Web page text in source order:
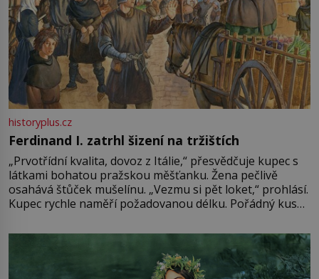
historyplus.cz
Ferdinand I. zatrhl šizení na tržištích
„Prvotřídní kvalita, dovoz z Itálie,“ přesvědčuje kupec s
látkami bohatou pražskou měšťanku. Žena pečlivě
osahává štůček mušelínu. „Vezmu si pět loket,“ prohlásí.
Kupec rychle naměří požadovanou délku. Pořádný kus
milostpaní. Stačí jenom na sukni,“ zhodnotí švadlena
množství růžového mušelínu. „Ošidili vás, podívejte.“